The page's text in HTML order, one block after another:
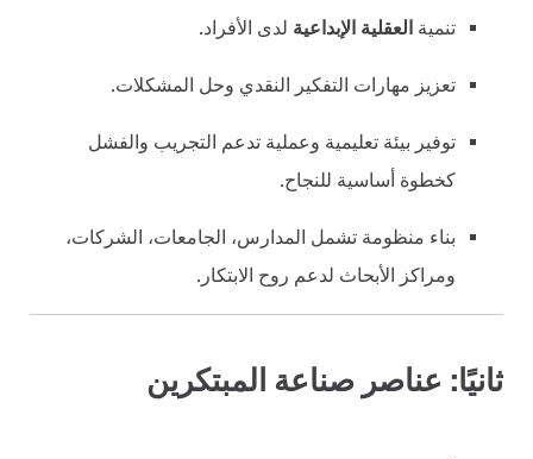
تنمية العقلية الإبداعية لدى الأفراد.
تعزيز مهارات التفكير النقدي وحل المشكلات.
توفير بيئة تعليمية وعملية تدعم التجريب والفشل
كخطوة أساسية للنجاح.
بناء منظومة تشمل المدارس، الجامعات، الشركات،
ومراكز الأبحاث لدعم روح الابتكار.
ثانيًا: عناصر صناعة المبتكرين